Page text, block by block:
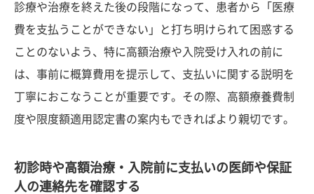
診療や治療を終えた後の段階になって、患者から「医療
費を支払うことができない」と打ち明けられて困惑する
ことのないよう、特に高額治療や入院受け入れの前に
は、事前に概算費用を提示して、支払いに関する説明を
丁寧におこなうことが重要です。その際、高額療養費制
度や限度額適用認定書の案内もできればより親切です。
初診時や高額治療・入院前に支払いの医師や保証
人の連絡先を確認する